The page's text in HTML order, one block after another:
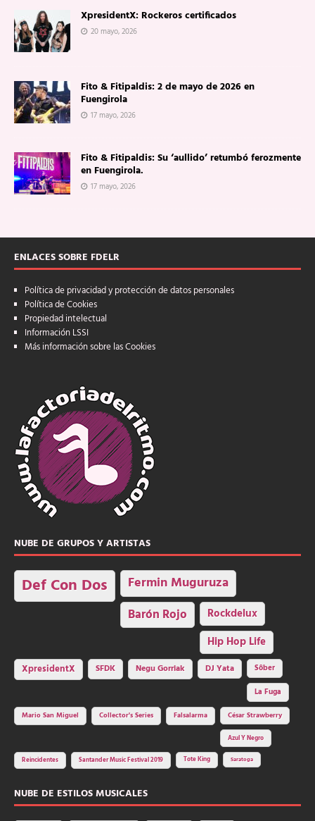
XpresidentX: Rockeros certificados
20 mayo, 2026
Fito & Fitipaldis: 2 de mayo de 2026 en
Fuengirola
17 mayo, 2026
Fito & Fitipaldis: Su ‘aullido’ retumbó ferozmente
en Fuengirola.
17 mayo, 2026
ENLACES SOBRE FDELR
Política de privacidad y protección de datos personales
Política de Cookies
Propiedad intelectual
Información LSSI
Más información sobre las Cookies
NUBE DE GRUPOS Y ARTISTAS
Def Con Dos Fermin Muguruza
Barón Rojo Rockdelux
Hip Hop Life
XpresidentX SFDK Negu Gorriak DJ Yata
Sôber
La Fuga
Mario San Miguel
Collector's Series Falsalarma César Strawberry
Azul Y Negro
Reincidentes Santander Music Festival 2019 Tote King Saratoga
NUBE DE ESTILOS MUSICALES